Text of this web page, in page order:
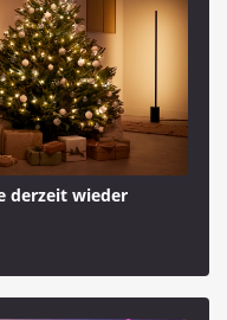
derzeit wieder